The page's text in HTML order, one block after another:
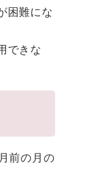
困難にな
できな
前の月の